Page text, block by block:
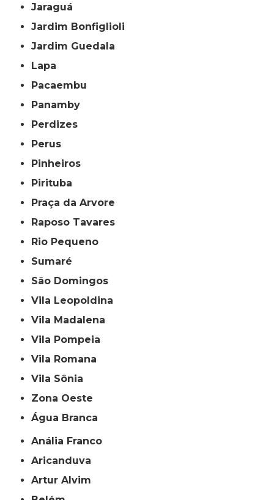
Jaraguá
Jardim Bonfiglioli
Jardim Guedala
Lapa
Pacaembu
Panamby
Perdizes
Perus
Pinheiros
Pirituba
Praça da Arvore
Raposo Tavares
Rio Pequeno
Sumaré
São Domingos
Vila Leopoldina
Vila Madalena
Vila Pompeia
Vila Romana
Vila Sônia
Zona Oeste
Água Branca
Anália Franco
Aricanduva
Artur Alvim